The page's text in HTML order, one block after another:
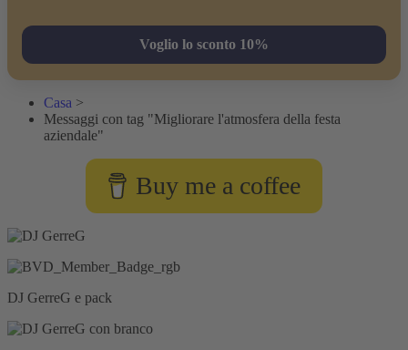
Voglio lo sconto 10%
Casa >
Messaggi con tag "Migliorare l'atmosfera della festa
aziendale"
Buy me a coffee
DJ GerreG e pack